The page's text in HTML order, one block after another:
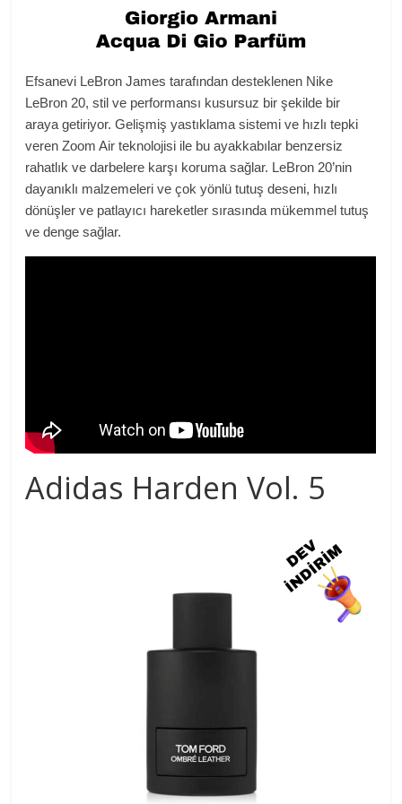
Efsanevi LeBron James tarafından desteklenen Nike
LeBron 20, stil ve performansı kusursuz bir şekilde bir
araya getiriyor. Gelişmiş yastıklama sistemi ve hızlı tepki
veren Zoom Air teknolojisi ile bu ayakkabılar benzersiz
rahatlık ve darbelere karşı koruma sağlar. LeBron 20’nin
dayanıklı malzemeleri ve çok yönlü tutuş deseni, hızlı
dönüşler ve patlayıcı hareketler sırasında mükemmel tutuş
ve denge sağlar.
Adidas Harden Vol. 5